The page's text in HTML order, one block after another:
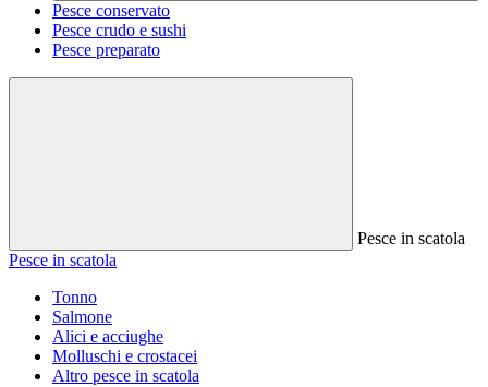
Pesce conservato
Pesce crudo e sushi
Pesce preparato
Pesce in scatola
Pesce in scatola
Tonno
Salmone
Alici e acciughe
Molluschi e crostacei
Altro pesce in scatola